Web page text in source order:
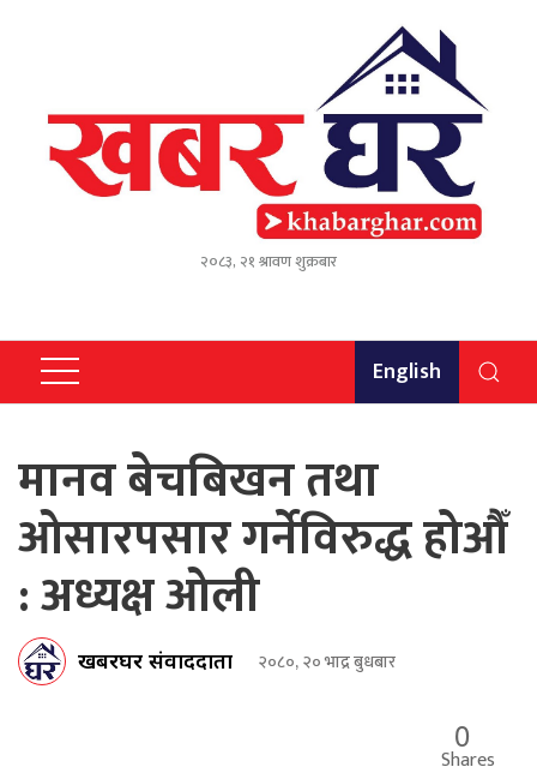
२०८३, २१ श्रावण शुक्रबार
English
मानव बेचबिखन तथा
ओसारपसार गर्नेविरुद्ध होऔँ
: अध्यक्ष ओली
खबरघर संवाददाता २०८०, २० भाद्र बुधबार
0
Shares